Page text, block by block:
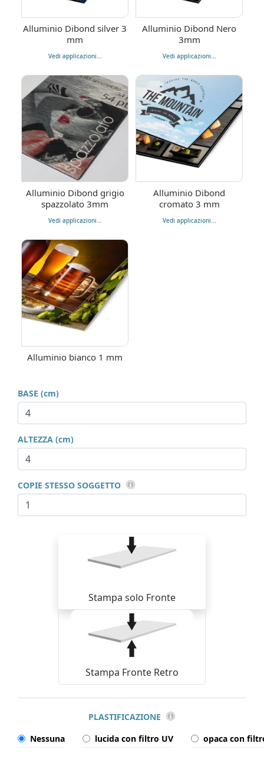
Alluminio Dibond silver 3
mm
Vedi applicazioni...
Alluminio Dibond Nero
3mm
Vedi applicazioni...
Alluminio Dibond grigio
spazzolato 3mm
Vedi applicazioni...
Alluminio Dibond
cromato 3 mm
Vedi applicazioni...
Alluminio bianco 1 mm
BASE (cm)
ALTEZZA (cm)
COPIE STESSO SOGGETTO
Stampa solo Fronte
Stampa Fronte Retro
PLASTIFICAZIONE
Nessuna
lucida con filtro UV opaca con